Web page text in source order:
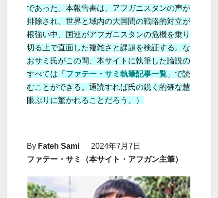
であった。本報告書は、アフガニスタンの声が
排除され、世界と域内の大国間の戦略的対立が
根強い中、国連がアフガニスタンの危機を乗り
切る上で直面した複雑さと課題を検証する。 な
おサミ氏がこの間、本サイトに執筆した論説の
すべては「 ファテー・サミ執筆記事一覧 」で読
むことができる。通読すれば氏の鋭く的確な慧
眼ぶりに驚かれることだろう。）
By Fateh Sami
2024年7月7日
ファテー・サミ（本サイト・アフガン主筆）